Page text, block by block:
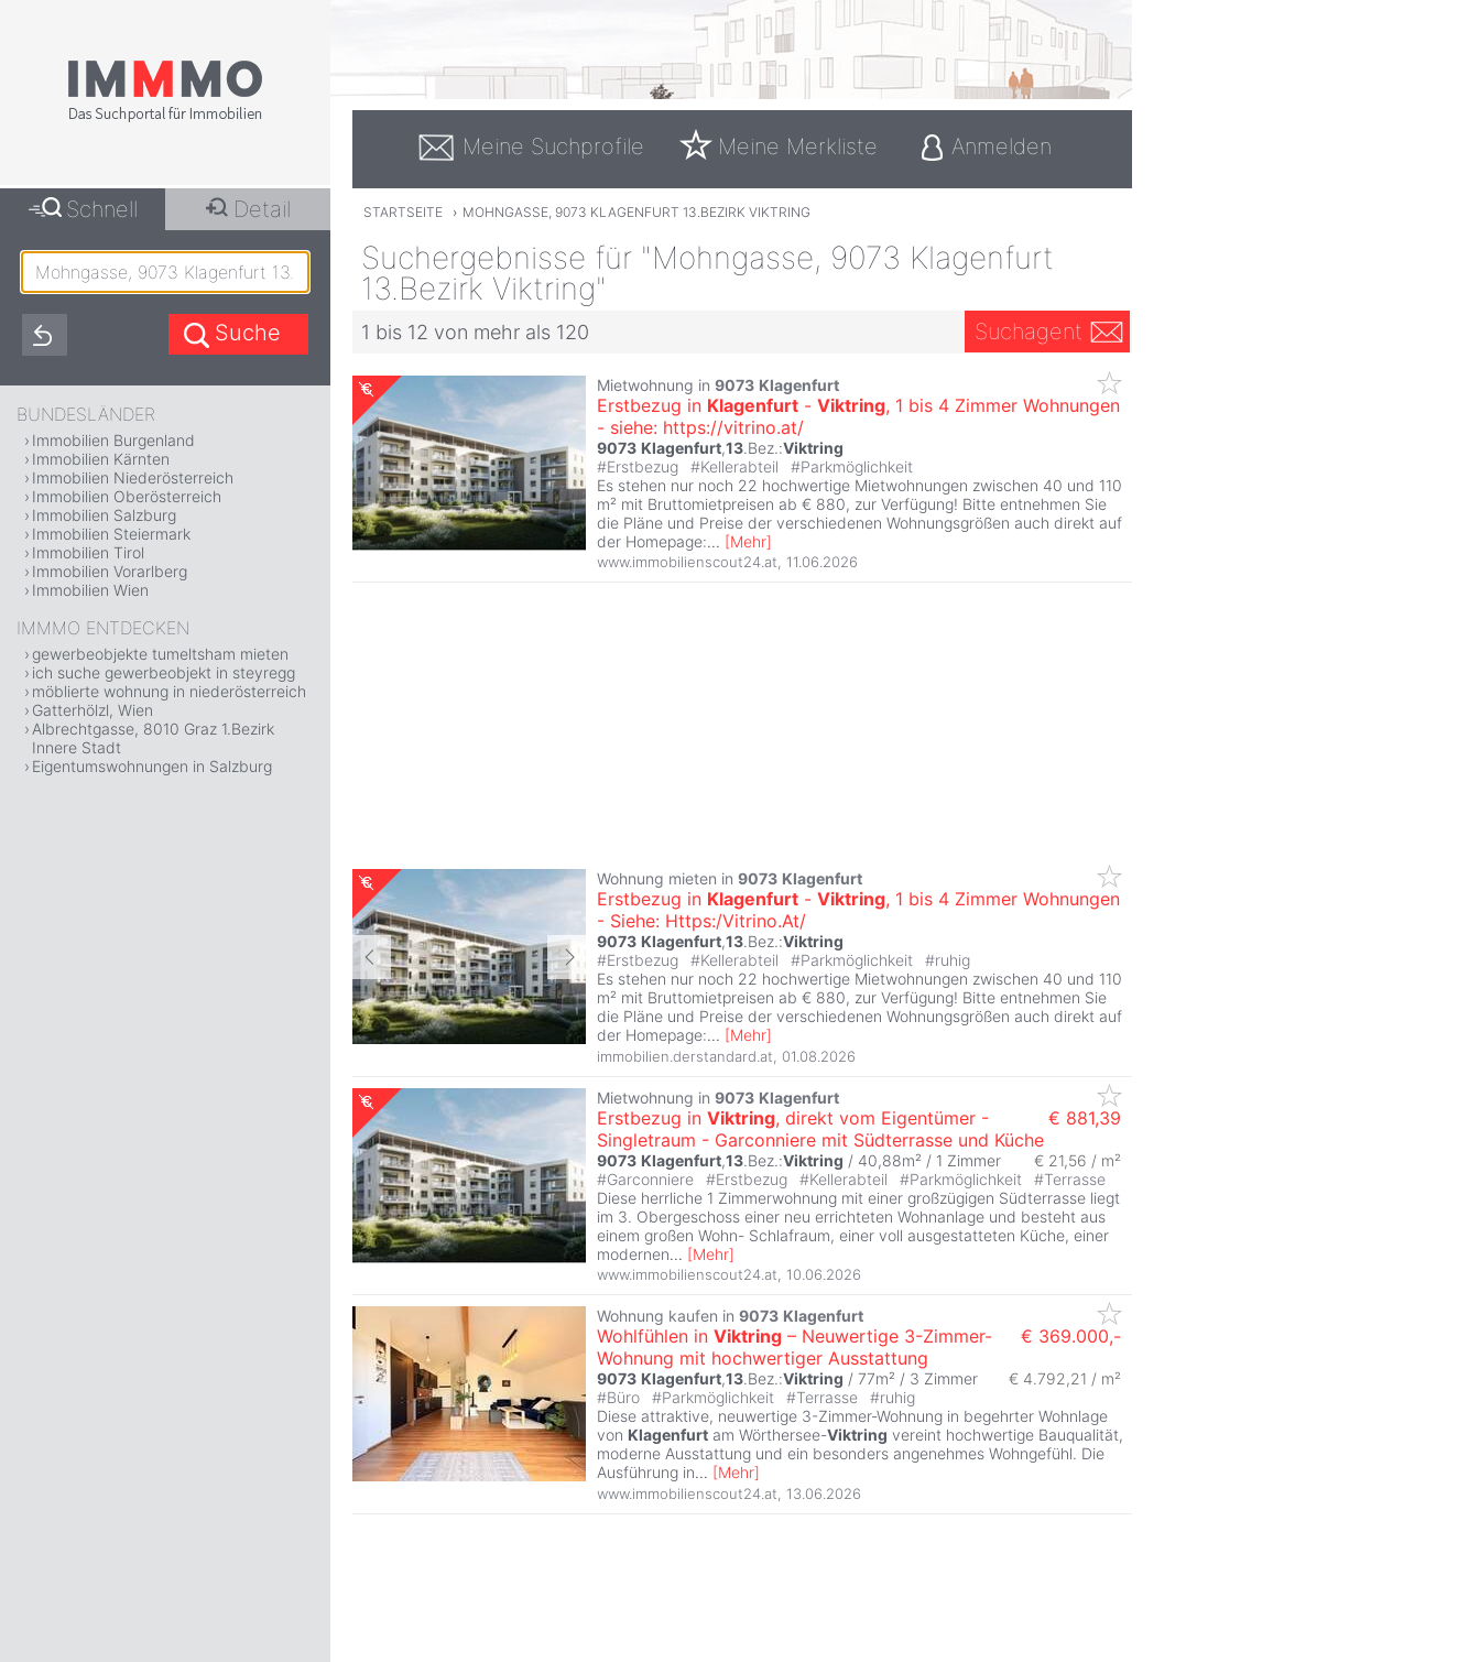
Meine Suchprofile Meine Merkliste Anmelden
STARTSEITE › MOHNGASSE, 9073 KLAGENFURT 13.BEZIRK VIKTRING
Suchergebnisse für "Mohngasse, 9073 Klagenfurt
13.Bezirk Viktring"
1 bis 12 von mehr als 120 Suchagent
Mietwohnung in 9073 Klagenfurt
Erstbezug in Klagenfurt - Viktring, 1 bis 4 Zimmer Wohnungen
- siehe: https://vitrino.at/
9073 Klagenfurt,13.Bez.:Viktring
#Erstbezug #Kellerabteil #Parkmöglichkeit
Es stehen nur noch 22 hochwertige Mietwohnungen zwischen 40 und 110
m² mit Bruttomietpreisen ab € 880, zur Verfügung! Bitte entnehmen Sie
die Pläne und Preise der verschiedenen Wohnungsgrößen auch direkt auf
der Homepage:... [Mehr]
www.immobilienscout24.at 11.06.2026
Wohnung mieten in 9073 Klagenfurt
Erstbezug in Klagenfurt - Viktring, 1 bis 4 Zimmer Wohnungen
- Siehe: Https:/Vitrino.At/
9073 Klagenfurt,13.Bez.:Viktring
#Erstbezug #Kellerabteil #Parkmöglichkeit #ruhig
Es stehen nur noch 22 hochwertige Mietwohnungen zwischen 40 und 110
m² mit Bruttomietpreisen ab € 880, zur Verfügung! Bitte entnehmen Sie
die Pläne und Preise der verschiedenen Wohnungsgrößen auch direkt auf
der Homepage:... [Mehr]
immobilien.derstandard.at 01.08.2026
Mietwohnung in 9073 Klagenfurt
Erstbezug in Viktring, direkt vom Eigentümer -
Singletraum - Garconniere mit Südterrasse und Küche
€ 881,39
9073 Klagenfurt,13.Bez.:Viktring / 40,88m² / 1 Zimmer
€ 21,56 / m²
#Garconniere #Erstbezug #Kellerabteil #Parkmöglichkeit #Terrasse
Diese herrliche 1 Zimmerwohnung mit einer großzügigen Südterrasse liegt
im 3. Obergeschoss einer neu errichteten Wohnanlage und besteht aus
einem großen Wohn- Schlafraum, einer voll ausgestatteten Küche, einer
modernen... [Mehr]
www.immobilienscout24.at, 10.06.2026
Wohnung kaufen in 9073 Klagenfurt
Wohlfühlen in Viktring – Neuwertige 3-Zimmer-
Wohnung mit hochwertiger Ausstattung
€ 369.000,-
9073 Klagenfurt,13.Bez.:Viktring / 77m² / 3 Zimmer
€ 4.792,21 / m²
#Büro #Parkmöglichkeit #Terrasse #ruhig
Diese attraktive, neuwertige 3-Zimmer-Wohnung in begehrter Wohnlage
von Klagenfurt am Wörthersee-Viktring vereint hochwertige Bauqualität,
moderne Ausstattung und ein besonders angenehmes Wohngefühl. Die
Ausführung in... [Mehr]
www.immobilienscout24.at 13.06.2026
Schnell Detail
BUNDESLÄNDER
Immobilien Burgenland
Immobilien Kärnten
Immobilien Niederösterreich
Immobilien Oberösterreich
Immobilien Salzburg
Immobilien Steiermark
Immobilien Tirol
Immobilien Vorarlberg
Immobilien Wien
IMMMO ENTDECKEN
gewerbeobjekte tumeltsham mieten
ich suche gewerbeobjekt in steyregg
möblierte wohnung in niederösterreich
Gatterhölzl, Wien
Albrechtgasse, 8010 Graz 1.Bezirk
Innere Stadt
Eigentumswohnungen in Salzburg